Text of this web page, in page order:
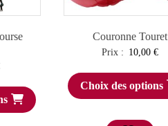
Couronne Touret
Prix : 10,00 €
Choix des options